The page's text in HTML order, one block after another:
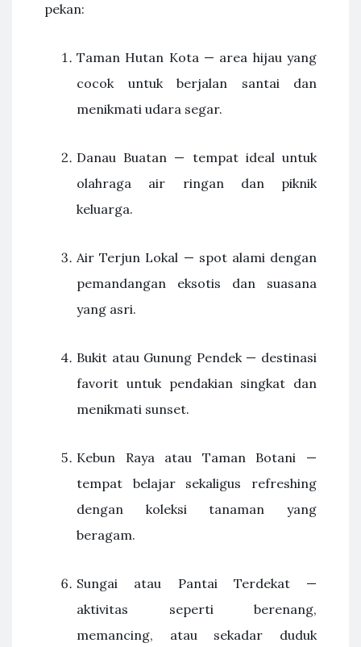
pekan:
Taman Hutan Kota — area hijau yang
cocok untuk berjalan santai dan
menikmati udara segar.
Danau Buatan — tempat ideal untuk
olahraga air ringan dan piknik
keluarga.
Air Terjun Lokal — spot alami dengan
pemandangan eksotis dan suasana
yang asri.
Bukit atau Gunung Pendek — destinasi
favorit untuk pendakian singkat dan
menikmati sunset.
Kebun Raya atau Taman Botani —
tempat belajar sekaligus refreshing
dengan koleksi tanaman yang
beragam.
Sungai atau Pantai Terdekat —
aktivitas seperti berenang,
memancing, atau sekadar duduk